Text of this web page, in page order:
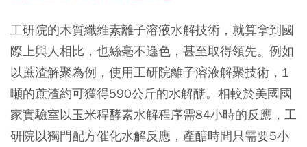
工研院的木質纖維素離子溶液水解技術，就算拿到國
際上與人相比，也絲毫不遜色，甚至取得領先。例如
以蔗渣解聚為例，使用工研院離子溶液解聚技術，1
噸的蔗渣約可獲得590公斤的水解醣。相較於美國國
家實驗室以玉米稈酵素水解程序需84小時的反應，工
研院以獨門配方催化水解反應，產醣時間只需要5小